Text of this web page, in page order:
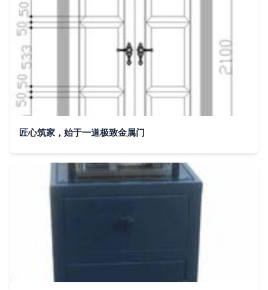
匠心筑家，始于一道极致金属门